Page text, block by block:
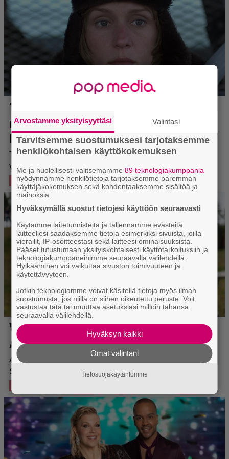
Arvostamme yksityisyyttäsi Valintasi
Tarvitsemme suostumuksesi tarjotaksemme
henkilökohtaisen käyttökokemuksen
Me ja huolellisesti valitsemamme89 teknologiakumppania
hyödynnämme henkilötietoja tarjotaksemme paremman
käyttäjäkokemuksen sekä kohdentaaksemme sisältöä ja
mainoksia.
Hyväksymällä suostut tietojesi käyttöön seuraavasti
Käytämme laitetunnisteita ja tallennamme evästeitä
laitteellesi saadaksemme tietoja esimerkiksi sivuista, joilla
vierailit, IP-osoitteestasi sekä laitteesi ominaisuuksista.
Pääset tutustumaan yksityiskohtaisesti käyttötarkoituksiin ja
teknologiakumppaneihimme seuraavalla välilehdellä.
Hylkääminen voi vaikuttaa sivuston toimivuuteen ja
käytettävyyteen.
Jotkin teknologiamme voivat käsitellä tietoja myös ilman
suostumusta, jos niillä on siihen oikeutettu peruste. Voit
vastustaa tätä tai muuttaa asetuksiasi milloin tahansa
seuraavalla välilehdellä.
Hyväksyn kaikki
Omat valintani
Tietosuojakäytäntömme